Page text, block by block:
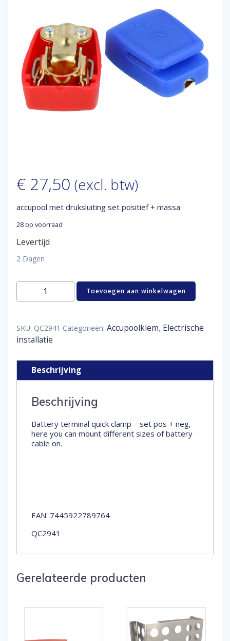
€ 27,50 (excl. btw)
accupool met druksluiting set positief + massa
28 op voorraad
Levertijd
2 Dagen
accupool
positief
+
aantal
Toevoegen aan winkelwagen
SKU: QC2941 Categorieën: Accupoolklem, Electrische
installatie
Beschrijving
Beschrijving
Battery terminal quick clamp – set pos + neg,
here you can mount different sizes of battery
cable on.
EAN: 7445922789764
QC2941
Gerelateerde producten